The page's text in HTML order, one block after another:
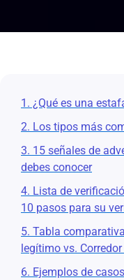
1. ¿Qué es una
2. Los tipos más
3. 15 señales de
debes conocer
4. Lista de
10 pasos para su
5. Tabla
legítimo vs.
6. Ejemplos de